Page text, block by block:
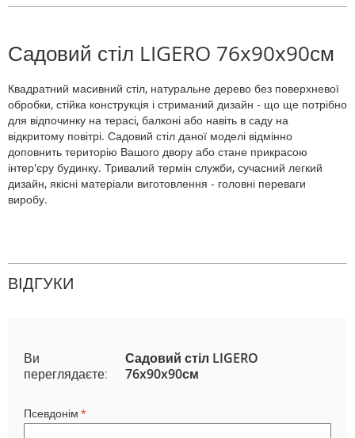
Садовий стіл LIGERO 76x90x90см
Квадратний масивний стіл, натуральне дерево без поверхневої
обробки, стійка конструкція і стриманий дизайн - що ще потрібно
для відпочинку на терасі, балконі або навіть в саду на
відкритому повітрі. Садовий стіл даної моделі відмінно
доповнить територію Вашого двору або стане прикрасою
інтер'єру будинку. Тривалий термін служби, сучасний легкий
дизайн, якісні матеріали виготовлення - головні переваги
виробу.
ВІДГУКИ
Ви
переглядаєте:
Садовий стіл LIGERO
76x90x90см
Псевдонім